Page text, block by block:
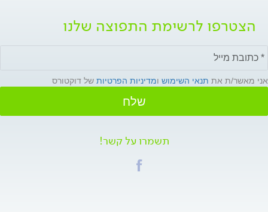
הצטרפו לרשימת התפוצה שלנו
אני מאשר/ת את תנאי השימוש ומדיניות הפרטיות של דוקטורס
שלח
תשמרו על קשר!